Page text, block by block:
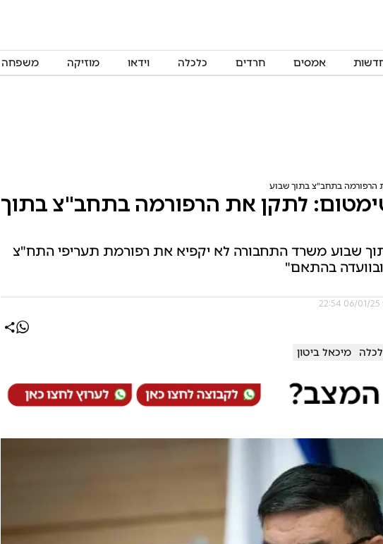
אמסים חרדים כלכלה וידאו מוזיקה משפחה
הרפורמה בתחב"צ בתוך שבוע
לתקן את הרפורמה בתחב"צ בתוך
שבוע משרד התחבורה לא יקפיא את רפורמת תעריפי התח"צ
בהתאם"
מיכאל ביטון